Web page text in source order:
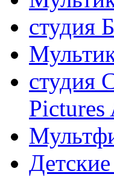
студия
студия